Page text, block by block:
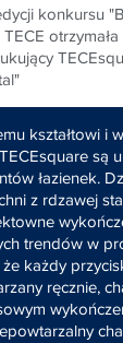
konkursu
kształtowi i
są
łazienek.
z rdzawej
trendów w
że każdy
ręcznie,